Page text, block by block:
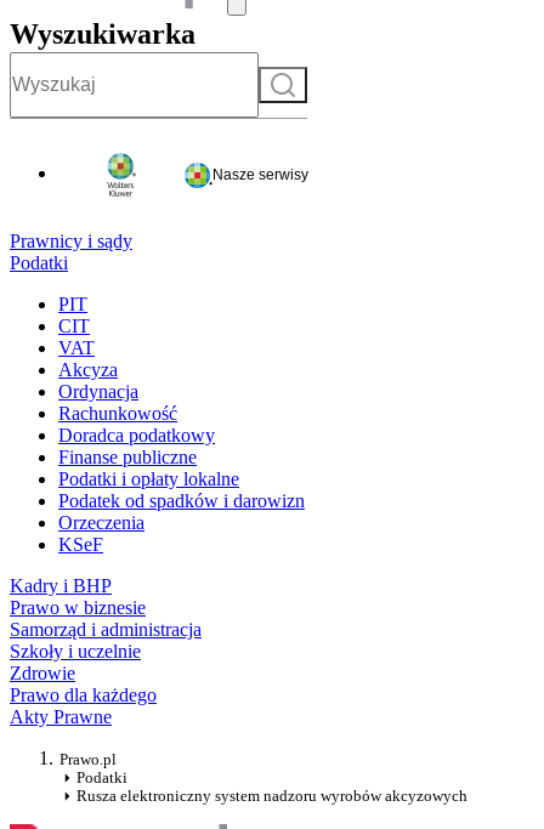
Wyszukiwarka
Szukaj
Nasze serwisy
Prawnicy i sądy
Podatki
PIT
CIT
VAT
Akcyza
Ordynacja
Rachunkowość
Doradca podatkowy
Finanse publiczne
Podatki i opłaty lokalne
Podatek od spadków i darowizn
Orzeczenia
KSeF
Kadry i BHP
Prawo w biznesie
Samorząd i administracja
Szkoły i uczelnie
Zdrowie
Prawo dla każdego
Akty Prawne
Prawo.pl
Podatki
Rusza elektroniczny system nadzoru wyrobów akcyzowych